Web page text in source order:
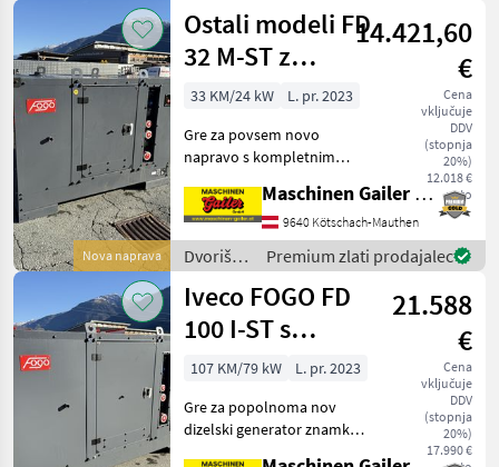
mehanizacija
/
Sonstige
Nova naprava
Ostali modeli FD
32 M-ST z
motorjem
vtičnicami
14.421,60
€
Cena
vključuje
DDV
(stopnja
20%)
12.018 €
neto
33 KM/24 kW
L. pr. 2023
Gre za povsem novo
napravo s kompletnim
Mitsubishi (Japonska) -
Model: S4S-61SD - 4 valji -
dizel - vodno hlajen - 1500
vrt./min - - - -
Maschinen Gailer GmbH
9640 Kötschach-Mauthen
Dvoriščna
mehanizacija
/
Sonstige
Premium zlati prodajalec
Iveco FOGO FD
100 I-ST s
kompletom
21.588
€
Cena
vključuje
DDV
(stopnja
20%)
17.990 €
107 KM/79 kW
L. pr. 2023
Gre za popolnoma nov
dizelski generator znamke